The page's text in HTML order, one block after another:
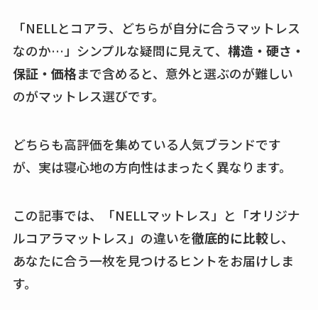
「NELLとコアラ、どちらが自分に合うマットレス
なのか…」シンプルな疑問に見えて、 構造・硬さ・
保証・価格まで含めると、意外と選ぶのが難しい
のがマットレス選びです。
どちらも高評価を集めている人気ブランドです
が、実は寝心地の方向性はまったく異なります。
この記事では、「NELLマットレス」と「オリジナ
ルコアラマットレス」の違いを徹底的に比較し、
あなたに合う一枚を見つけるヒントをお届けしま
す。